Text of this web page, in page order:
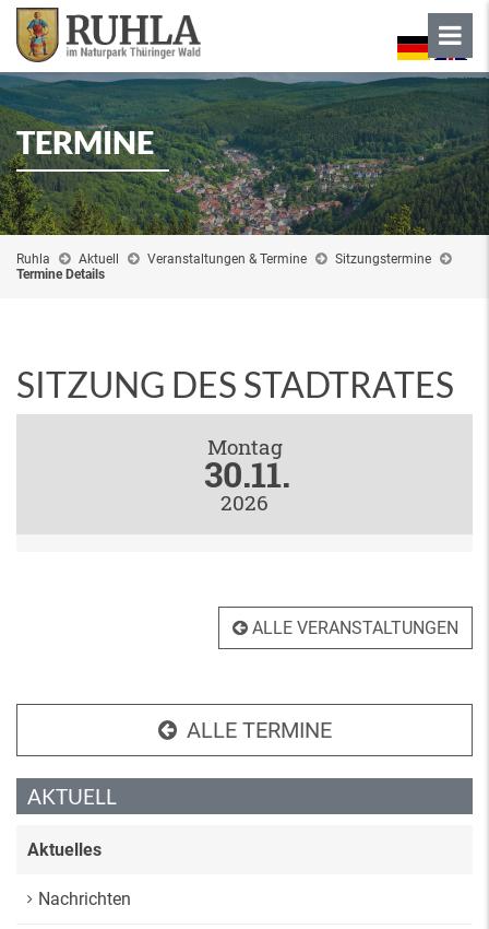
TERMINE
Ruhla Aktuell Veranstaltungen & Termine
Sitzungstermine
Termine Details
SITZUNG DES STADTRATES
Montag
30.11.
2026
ALLE VERANSTALTUNGEN
ALLE TERMINE
AKTUELL
Aktuelles
Nachrichten